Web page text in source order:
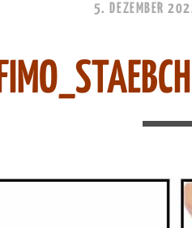
5. DEZEMBER